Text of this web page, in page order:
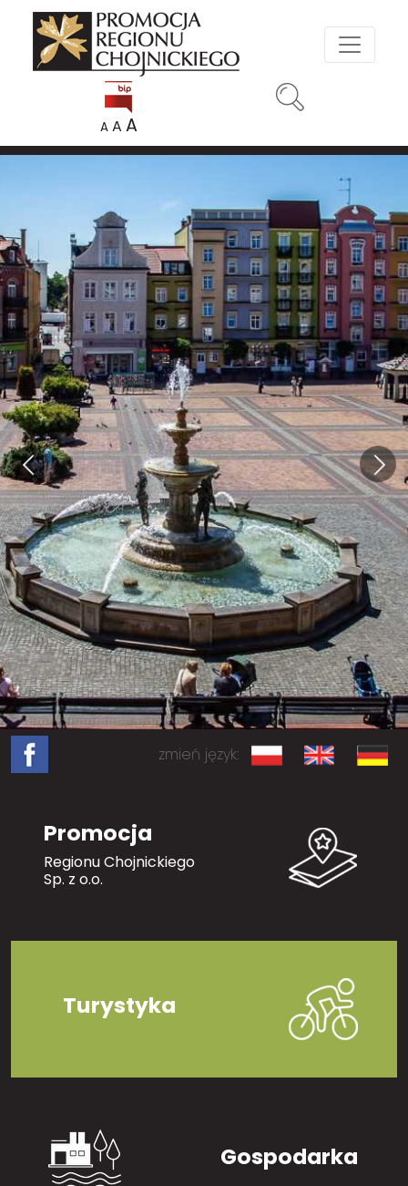
A A A
zmień język:
Promocja
Regionu Chojnickiego
Sp. z o.o.
Turystyka
Gospodarka